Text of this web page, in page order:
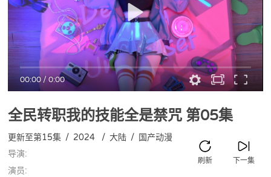
00:00/0:00
全民转职我的技能全是禁咒 第05集
下一集
刷新
更新至第15集 / 2024 / 大陆 / 国产动漫
导演:
演员: